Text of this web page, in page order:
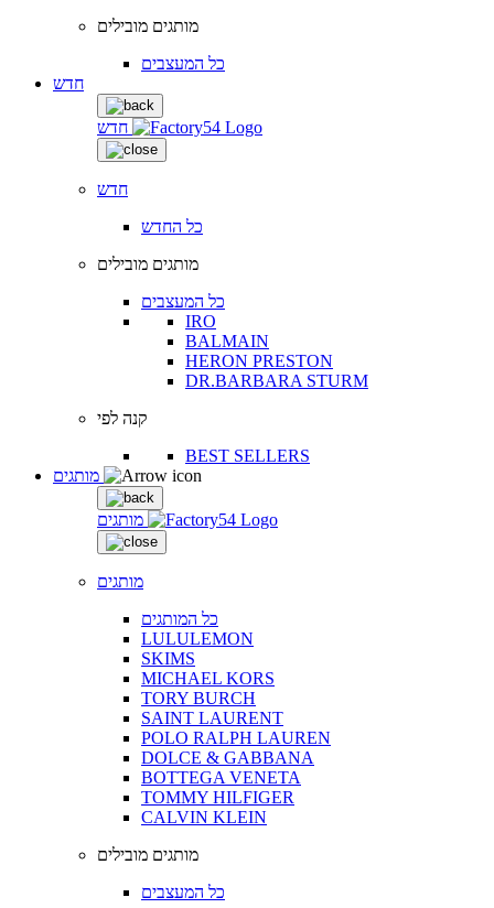
מותגים מובילים
כל המעצבים
חדש
חדש
חדש
כל החדש
מותגים מובילים
כל המעצבים
IRO
BALMAIN
HERON PRESTON
DR.BARBARA STURM
קנה לפי
BEST SELLERS
מותגים
מותגים
כל המותגים
LULULEMON
SKIMS
MICHAEL KORS
TORY BURCH
SAINT LAURENT
POLO RALPH LAUREN
DOLCE & GABBANA
BOTTEGA VENETA
TOMMY HILFIGER
CALVIN KLEIN
מותגים מובילים
כל המעצבים